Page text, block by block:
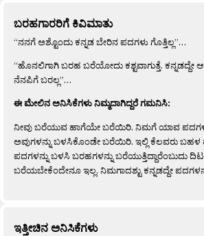
ಬರಹಗಾರರಿಗೆ ಕಿವಿಮಾತು
“ನನಗೆ ಅಶ್ಟೊಂದು ಕನ್ನಡ ಬೇರಿನ ಪದಗಳು ಗೊತ್ತಿಲ್ಲ”…
“ಹೊನಲಿಗಾಗಿ ಬರಹ ಬರೆಯೋದು ಕಶ್ಟವಾಗುತ್ತೆ.
ನೆನಪಿಗೆ ಬರಲ್ಲ”…
ಈ ಮೇಲಿನ ಅನಿಸಿಕೆಗಳು ನಿಮ್ಮದಾಗಿದ್ದರೆ ಗಮನಿಸಿ:
ನೀವು ಬರೆಯುವ ಹಾಗೆಯೇ ಬರೆಯಿರಿ. ನಿಮಗೆ ಯಾವ
ಅವುಗಳನ್ನು ಬಳಸಿಕೊಂಡೇ ಬರೆಯಿರಿ. ಇಲ್ಲಿ ಕೆಲವರು ಬಹಳ
ಪದಗಳನ್ನು ಬಳಸಿ ಬರಹಗಳನ್ನು ಬರೆಯುತ್ತಿದ್ದಾರೆಂಬುದು
ಬರೆಯಬೇಕೆಂದೇನೂ ಇಲ್ಲ. ನಿಮಗಾದಶ್ಟು ಕನ್ನಡದ್ದೇ
ಇತ್ತೀಚಿನ ಅನಿಸಿಕೆಗಳು